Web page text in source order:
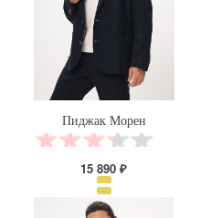
Пиджак Морен
15 890 ₽